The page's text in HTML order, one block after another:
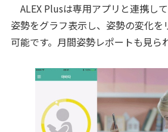
ALEX Plusは専用アプリと連携し
姿勢をグラフ表示し、姿勢の変化を
可能です。月間姿勢レポートも見ら